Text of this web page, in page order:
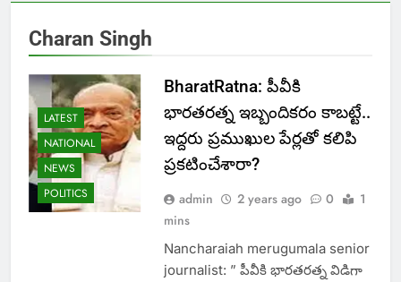
Charan Singh
LATEST
NATIONAL
NEWS
POLITICS
BharatRatna: పీవీకి
భారతరత్న ఇబ్బందికరం కాబట్టే..
ఇద్దరు ప్రముఖుల పేర్లతో కలిపి
ప్రకటించేశారా?
admin 2 years ago 0
1
mins
Nancharaiah merugumala senior
journalist: ” పీవీకి భారతరత్న విడిగా